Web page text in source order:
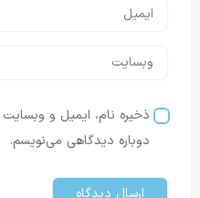
ذخیره نام، ایمیل و
دوباره دیدگاهی می‌نویسم.